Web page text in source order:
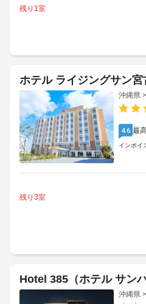
残り1室
ホテル ライジングサン宮
沖縄県
4.6 最
インボイ
残り3室
Hotel 385（ホテル サンハ
沖縄県